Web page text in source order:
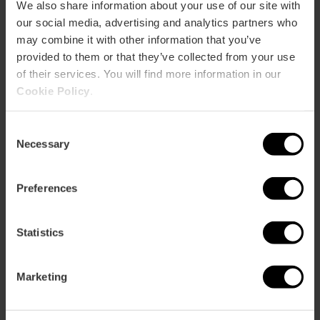
We also share information about your use of our site with
our social media, advertising and analytics partners who
may combine it with other information that you’ve
provided to them or that they’ve collected from your use
of their services. You will find more information in our
Cookie Policy
Selection
Necessary
Preferences
Statistics
Marketing
Capacidad
Restaurante
140
Cómo llegar
80,92,
Calle Taquígrafo Martí, 3 46005 València